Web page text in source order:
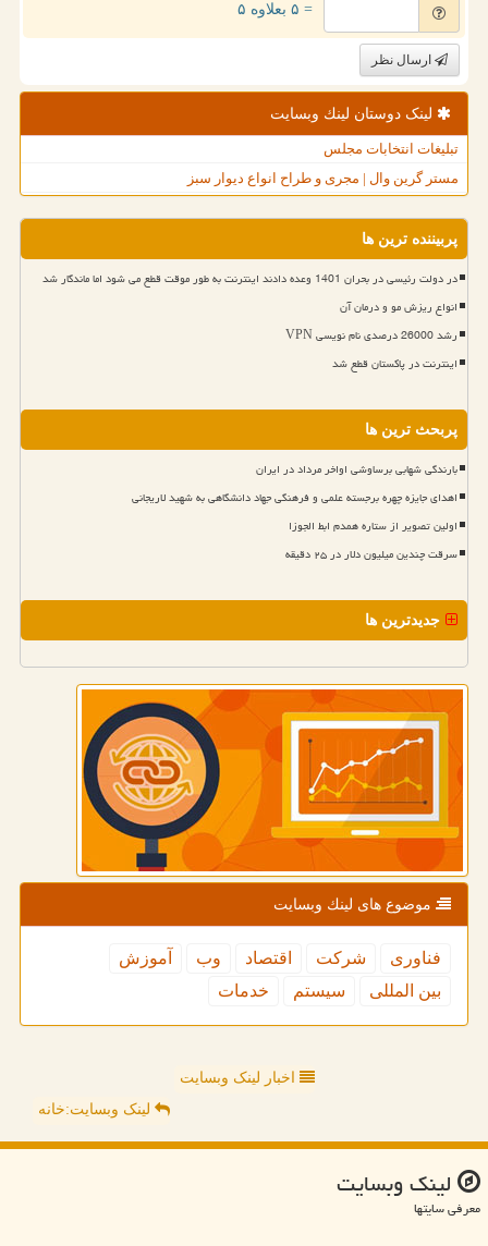
= ۵ بعلاوه ۵
ارسال نظر
لینک دوستان لینك وبسایت
تبلیغات انتخابات مجلس
مستر گرین وال | مجری و طراح انواع دیوار سبز
پربیننده ترین ها
در دولت رئیسی در بحران 1401 وعده دادند اینترنت به طور موقت قطع می شود اما ماندگار شد
انواع ریزش مو و درمان آن
رشد 26000 درصدی نام نویسی VPN
اینترنت در پاکستان قطع شد
پربحث ترین ها
بارندگی شهابی برساوشی اواخر مرداد در ایران
اهدای جایزه چهره برجسته علمی و فرهنگی جهاد دانشگاهی به شهید لاریجانی
اولین تصویر از ستاره همدم ابط الجوزا
سرقت چندین میلیون دلار در ۲۵ دقیقه
جدیدترین ها
موضوع های لینك وبسایت
فناوری شركت اقتصاد وب
آموزش
بین المللی
سیستم خدمات
اخبار لینک وبسایت
لینک وبسایت:خانه
لینك وبسایت
معرفی سایتها